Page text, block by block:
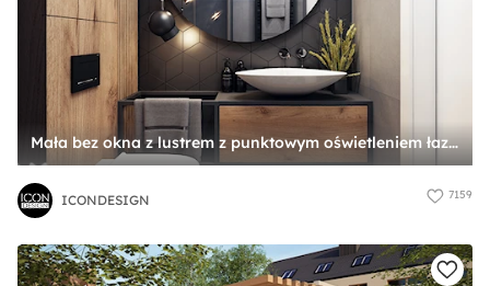
Mała bez okna z lustrem z punktowym oświetleniem łazienka, styl industrialny - zdjęcie od ICONDESIGN
ICONDESIGN 7159